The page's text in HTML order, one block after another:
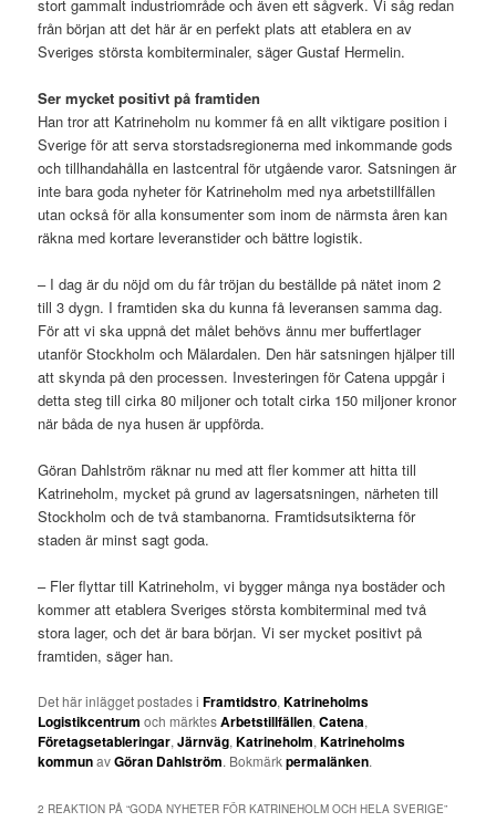
stort gammalt industriområde och även ett sågverk. Vi såg redan
från början att det här är en perfekt plats att etablera en av
Sveriges största kombiterminaler, säger Gustaf Hermelin.
Ser mycket positivt på framtiden
Han tror att Katrineholm nu kommer få en allt viktigare position i
Sverige för att serva storstadsregionerna med inkommande gods
och tillhandahålla en lastcentral för utgående varor. Satsningen är
inte bara goda nyheter för Katrineholm med nya arbetstillfällen
utan också för alla konsumenter som inom de närmsta åren kan
räkna med kortare leveranstider och bättre logistik.
– I dag är du nöjd om du får tröjan du beställde på nätet inom 2
till 3 dygn. I framtiden ska du kunna få leveransen samma dag.
För att vi ska uppnå det målet behövs ännu mer buffertlager
utanför Stockholm och Mälardalen. Den här satsningen hjälper till
att skynda på den processen. Investeringen för Catena uppgår i
detta steg till cirka 80 miljoner och totalt cirka 150 miljoner kronor
när båda de nya husen är uppförda.
Göran Dahlström räknar nu med att fler kommer att hitta till
Katrineholm, mycket på grund av lagersatsningen, närheten till
Stockholm och de två stambanorna. Framtidsutsikterna för
staden är minst sagt goda.
– Fler flyttar till Katrineholm, vi bygger många nya bostäder och
kommer att etablera Sveriges största kombiterminal med två
stora lager, och det är bara början. Vi ser mycket positivt på
framtiden, säger han.
Det här inlägget postades iFramtidstro,Katrineholms
Logistikcentrum och märktesArbetstillfällen,Catena,
Företagsetableringar,Järnväg,Katrineholm,Katrineholms
kommunavGöran Dahlström. Bokmärkpermalänken.
2 REAKTION PÅ “GODA NYHETER FÖR KATRINEHOLM OCH HELA SVERIGE”